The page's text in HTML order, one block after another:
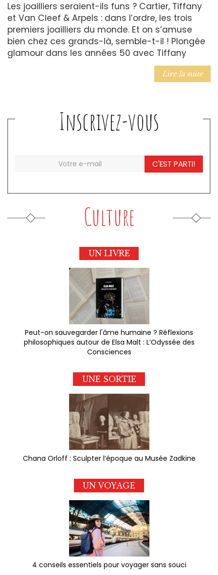
Les joailliers seraient-ils funs ? Cartier, Tiffany
et Van Cleef & Arpels : dans l’ordre, les trois
premiers joailliers du monde. Et on s’amuse
bien chez ces grands-là, semble-t-il ! Plongée
glamour dans les années 50 avec Tiffany
Lire la suite
Inscrivez-vous
C'EST PARTI!
Culture
UN LIVRE
Peut-on sauvegarder l'âme humaine ? Réflexions
philosophiques autour de Elsa Malt : L’Odyssée des
Consciences
UNE SORTIE
Chana Orloff : Sculpter l’époque au Musée Zadkine
UN VOYAGE
4 conseils essentiels pour voyager sans souci